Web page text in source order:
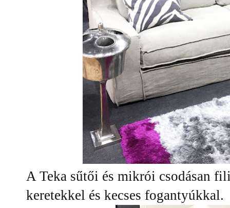
A Teka sűtői és mikrói csodásan
keretekkel és kecses fogantyúkkal.